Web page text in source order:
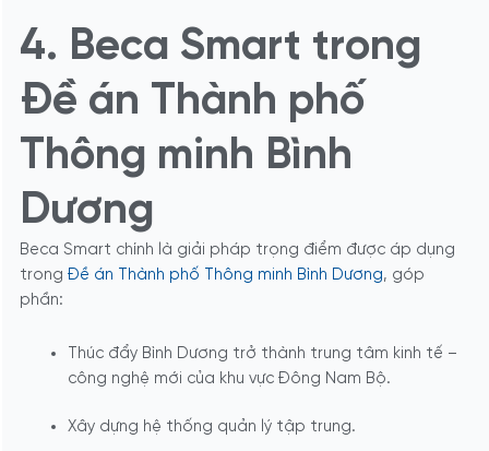
4. Beca Smart trong
Đề án Thành phố
Thông minh Bình
Dương
Beca Smart chính là giải pháp trọng điểm được áp dụng
trong Đề án Thành phố Thông minh Bình Dương, góp
phần:
Thúc đẩy Bình Dương trở thành trung tâm kinh tế –
công nghệ mới của khu vực Đông Nam Bộ.
Xây dựng hệ thống quản lý tập trung.